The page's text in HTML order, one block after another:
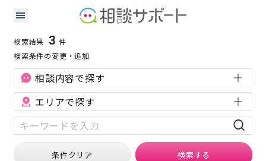
長野県の補助金・助成金に強い専門家の検索結果
補助金・助成金
検索結果 3 件
検索条件の変更・追加
相談内容で探す
エリアで探す
条件クリア 検索する